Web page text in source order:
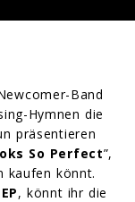
Band
Hymnen die
präsentieren
So Perfect”,
kaufen könnt.
, könnt ihr die